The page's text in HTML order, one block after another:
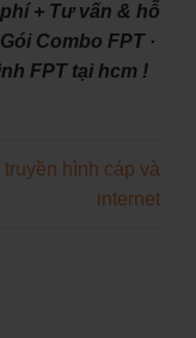
+ Tư vấn & hỗ
Combo FPT ·
FPT tại hcm !
truyền hình cáp và
internet